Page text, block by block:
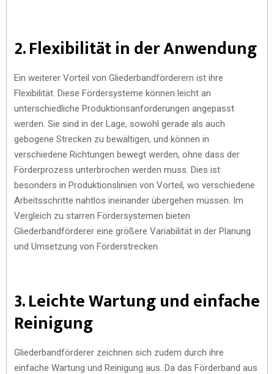
2. Flexibilität in der Anwendung
Ein weiterer Vorteil von Gliederbandförderern ist ihre
Flexibilität. Diese Fördersysteme können leicht an
unterschiedliche Produktionsanforderungen angepasst
werden. Sie sind in der Lage, sowohl gerade als auch
gebogene Strecken zu bewältigen, und können in
verschiedene Richtungen bewegt werden, ohne dass der
Förderprozess unterbrochen werden muss. Dies ist
besonders in Produktionslinien von Vorteil, wo verschiedene
Arbeitsschritte nahtlos ineinander übergehen müssen. Im
Vergleich zu starren Fördersystemen bieten
Gliederbandförderer eine größere Variabilität in der Planung
und Umsetzung von Förderstrecken.
3. Leichte Wartung und einfache
Reinigung
Gliederbandförderer zeichnen sich zudem durch ihre
einfache Wartung und Reinigung aus. Da das Förderband aus